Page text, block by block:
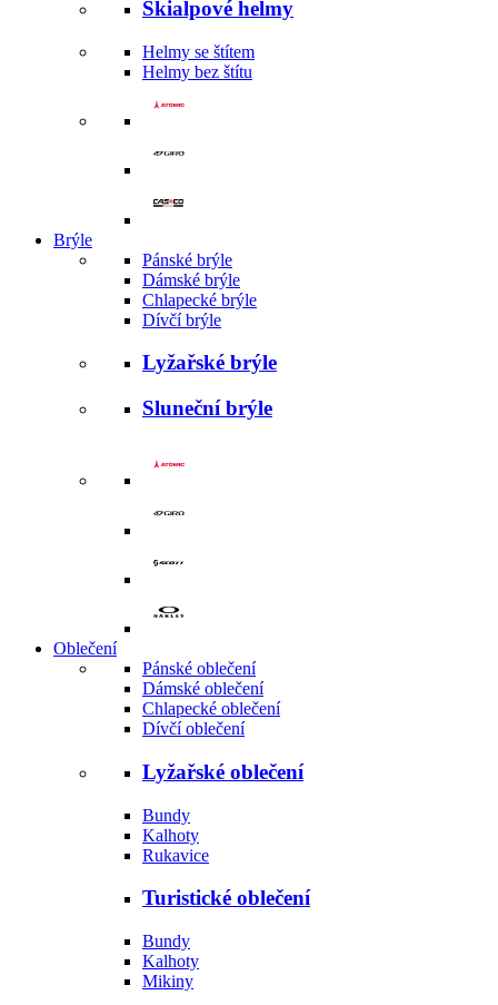
Skialpové helmy
Helmy se štítem
Helmy bez štítu
Brýle
Pánské brýle
Dámské brýle
Chlapecké brýle
Dívčí brýle
Lyžařské brýle
Sluneční brýle
Oblečení
Pánské oblečení
Dámské oblečení
Chlapecké oblečení
Dívčí oblečení
Lyžařské oblečení
Bundy
Kalhoty
Rukavice
Turistické oblečení
Bundy
Kalhoty
Mikiny